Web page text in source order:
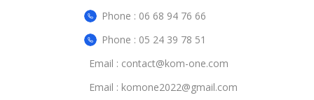
Phone : 06 68 94 76 66
Phone : 05 24 39 78 51
Email : contact@kom-one.com
Email : komone2022@gmail.com